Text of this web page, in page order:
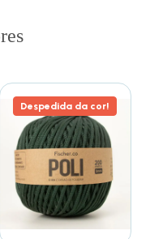
Despedida da cor!